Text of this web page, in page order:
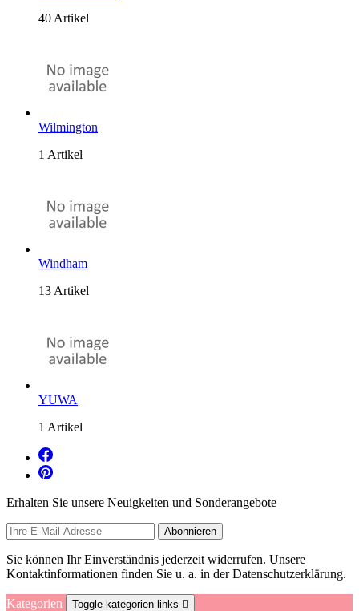
40 Artikel
Wilmington
1 Artikel
Windham
13 Artikel
YUWA
1 Artikel
Erhalten Sie unsere Neuigkeiten und Sonderangebote
Sie können Ihr Einverständnis jederzeit widerrufen. Unsere
Kontaktinformationen finden Sie u. a. in der Datenschutzerklärung.
Kategorien Toggle kategorien links 